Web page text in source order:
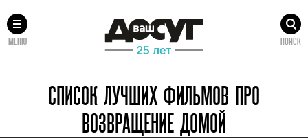
МЕНЮ ПОИСК
СПИСОК ЛУЧШИХ ФИЛЬМОВ ПРО
ВОЗВРАЩЕНИЕ ДОМОЙ